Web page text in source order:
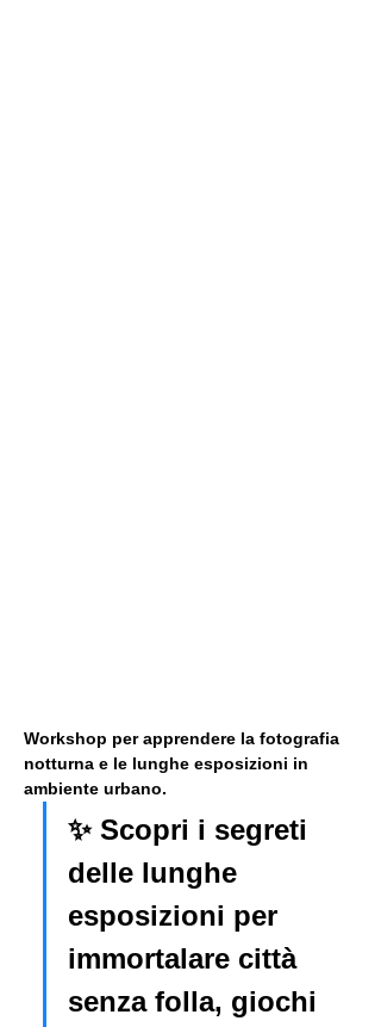
Workshop per apprendere la fotografia
notturna e le lunghe esposizioni in
ambiente urbano.
✨ Scopri i segreti
delle lunghe
esposizioni per
immortalare città
senza folla, giochi